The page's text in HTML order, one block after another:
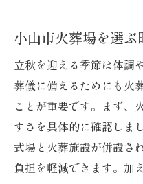
小山市火葬場を選
立秋を迎える季節は体調
葬儀に備えるためにも火
ことが重要です。まず、
すさを具体的に確認しま
式場と火葬施設が併設さ
負担を軽減できます。加